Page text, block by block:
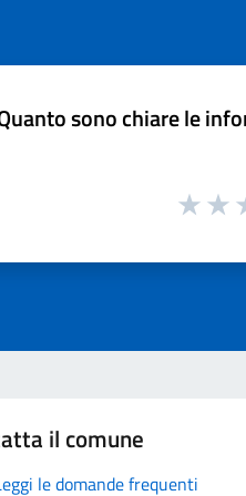
sono chiare le
il comune
le domande frequenti